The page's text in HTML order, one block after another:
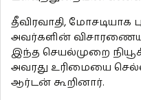
தீவிரவாதி, மோசடியாக
அவர்களின்
இந்த செயல்முறை
அவரது உரிமையை
ஆர்டன் கூறினார்.